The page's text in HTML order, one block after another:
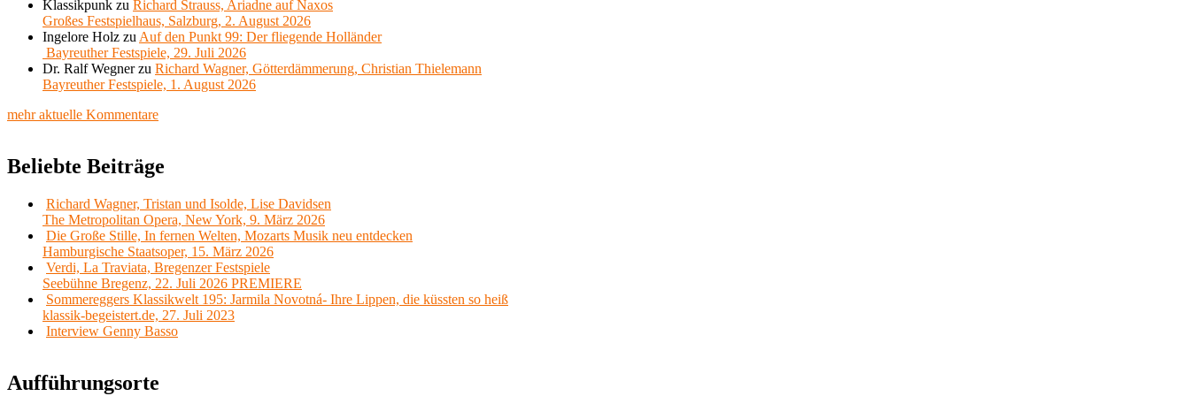
Klassikpunk zu Richard Strauss, Ariadne auf Naxos
Großes Festspielhaus, Salzburg, 2. August 2026
Ingelore Holz zu Auf den Punkt 99: Der fliegende Holländer
Bayreuther Festspiele, 29. Juli 2026
Dr. Ralf Wegnerzu Richard Wagner, Götterdämmerung, Christian Thielemann
Bayreuther Festspiele, 1. August 2026
mehr aktuelle Kommentare
Beliebte Beiträge
Richard Wagner, Tristan und Isolde, Lise Davidsen
The Metropolitan Opera, New York, 9. März 2026
Die Große Stille, In fernen Welten, Mozarts Musik neu entdecken
Hamburgische Staatsoper, 15. März 2026
Verdi, La Traviata, Bregenzer Festspiele
Seebühne Bregenz, 22. Juli 2026 PREMIERE
Sommereggers Klassikwelt 195: Jarmila Novotná- Ihre Lippen, die küssten so heiß
klassik-begeistert.de, 27. Juli 2023
Interview Genny Basso
Aufführungsorte